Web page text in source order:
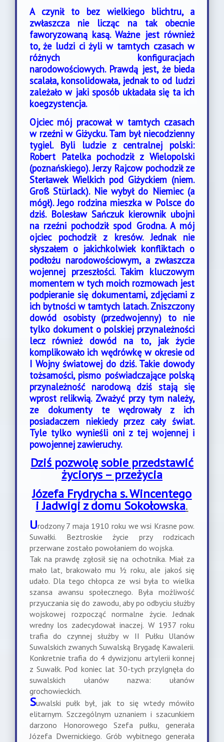
A czynił to bez wielkiego blichtru, a
zwłaszcza nie licząc na tak obecnie
faworyzowaną kasą. Ważne jest również
to, że ludzi ci żyli w tamtych czasach w
różnych konfiguracjach
narodowościowych. Prawdą jest, że bieda
scalała, konsolidowała, jednak to od ludzi
zależało w jaki sposób układała się ta ich
koegzystencja.
Ojciec mój pracował w tamtych czasach
w rzeźni w Giżycku. Tam był niecodzienny
tygiel. Byli ludzie z centralnej polski:
Robert Patelka pochodził z Wielopolski
(poznańskiego). Jerzy Rajcow pochodził ze
Sterławek Wielkich pod Giżyckiem (niem.
Groß Stürlack). Nie wybył do Niemiec (a
mógł). Jego rodzina mieszka w Polsce do
dziś. Bolesław Sańczuk kierownik ubojni
na rzeźni pochodził spod Grodna. A mój
ojciec pochodził z kresów. Jednak nie
słyszałem o jakichkolwiek konfliktach o
podłożu narodowościowym, a zwłaszcza
wojennej przeszłości. Takim kluczowym
momentem w tych moich rozmowach jest
podpieranie się dokumentami, zdjęciami z
ich bytności w tamtych latach. Zniszczony
dowód osobisty (przedwojenny) to nie
tylko dokument o polskiej przynależności
lecz również dowód na to, jak życie
komplikowało ich wędrówkę w okresie od
I Wojny światowej do dziś. Takie dowody
tożsamości, pismo poświadczające polską
przynależność narodową dziś stają się
wprost relikwią. Zważyć przy tym należy,
ze dokumenty te wędrowały z ich
posiadaczem niekiedy przez cały świat.
Tyle tylko wynieśli oni z tej wojennej i
powojennej zawieruchy.
Dziś pozwolę sobie przedstawić
życiorys – przeżycia
Józefa Frydrycha s. Wincentego
i Jadwigi z domu Sokołowska.
Urodzony 7 maja 1910 roku we wsi Krasne pow.
Suwałki. Beztroskie życie przy rodzicach
przerwane zostało powołaniem do wojska.
Tak na prawdę zgłosił się na ochotnika. Miał za
mało lat, brakowało mu ½ roku, ale jakoś się
udało. Dla tego chłopca ze wsi była to wielka
szansa awansu społecznego. Była możliwość
przyuczania się do zawodu, aby po odbyciu służby
wojskowej rozpocząć normalne życie. Jednak
wredny los zadecydował inaczej. W 1937 roku
trafia do czynnej służby w II Pułku Ulanów
Suwalskich zwanych Suwalską Brygadę Kawalerii.
Konkretnie trafia do 4 dywizjonu artylerii konnej
z Suwałk. Pod koniec lat 30-tych przylgnęła do
suwalskich ułanów nazwa: ułanów
grochowieckich.
Suwalski pułk był, jak to się wtedy mówiło
elitarnym. Szczególnym uznaniem i szacunkiem
darzono Honorowego Szefa pułku, generała
Józefa Dwernickiego. Grób wybitnego generała